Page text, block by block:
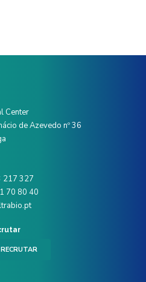
Center
de Azevedo nº 36
217 327
70 80 40